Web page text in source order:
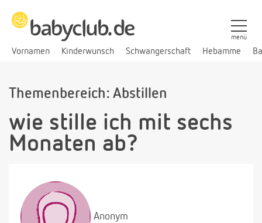
Vornamen Kinderwunsch Schwangerschaft Hebamme
menü
Themenbereich: Abstillen
wie stille ich mit sechs
Monaten ab?
Anonym